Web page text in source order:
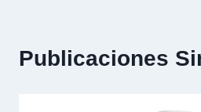
Publicaciones